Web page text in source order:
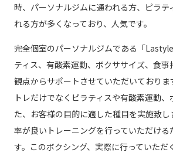
時、パーソナルジムに通われる方、ピラテ
れる方が多くなっており、人気です。
完全個室のパーソナルジムである「
ティス、有酸素運動、ボクササイズ、食
観点からサポートさせていただいており
トレだけでなくピラティスや有酸素運動
た、お客様の目的に適した種目を実施致し
率が良いトレーニングを行っていただける
す。このボクシング、実際に行っていただ